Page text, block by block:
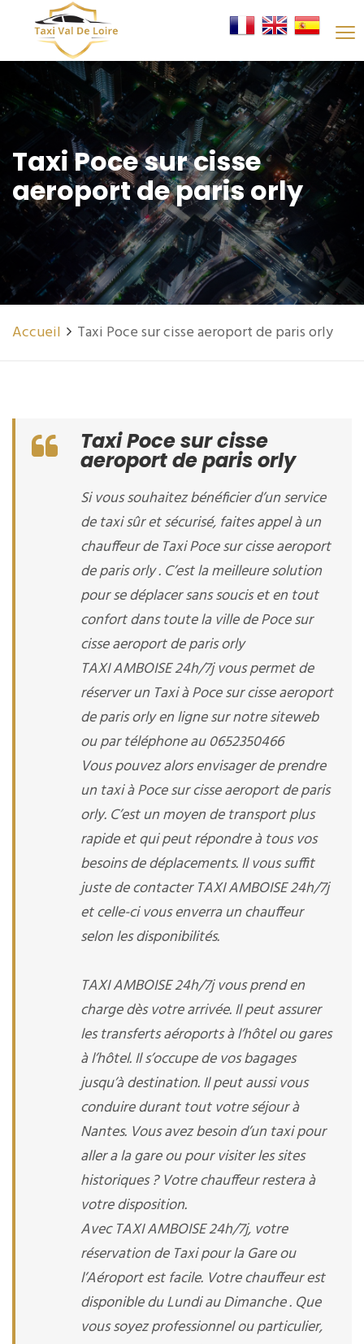
Taxi Poce sur cisse
aeroport de paris orly
Accueil Taxi Poce sur cisse aeroport de paris orly
Taxi Poce sur cisse
aeroport de paris orly
Si vous souhaitez bénéficier d’un service
de taxi sûr et sécurisé, faites appel à un
chauffeur de Taxi Poce sur cisse aeroport
de paris orly . C’est la meilleure solution
pour se déplacer sans soucis et en tout
confort dans toute la ville de Poce sur
cisse aeroport de paris orly
TAXI AMBOISE 24h/7j vous permet de
réserver un Taxi à Poce sur cisse aeroport
de paris orly en ligne sur notre siteweb
ou par téléphone au 0652350466
Vous pouvez alors envisager de prendre
un taxi à Poce sur cisse aeroport de paris
orly. C’est un moyen de transport plus
rapide et qui peut répondre à tous vos
besoins de déplacements. Il vous suffit
juste de contacter TAXI AMBOISE 24h/7j
et celle-ci vous enverra un chauffeur
selon les disponibilités.
TAXI AMBOISE 24h/7j vous prend en
charge dès votre arrivée. Il peut assurer
les transferts aéroports à l’hôtel ou gares
à l’hôtel. Il s’occupe de vos bagages
jusqu’à destination. Il peut aussi vous
conduire durant tout votre séjour à
Nantes. Vous avez besoin d’un taxi pour
aller a la gare ou pour visiter les sites
historiques ? Votre chauffeur restera à
votre disposition.
Avec TAXI AMBOISE 24h/7j, votre
réservation de Taxi pour la Gare ou
l’Aéroport est facile. Votre chauffeur est
disponible du Lundi au Dimanche . Que
vous soyez professionnel ou particulier,